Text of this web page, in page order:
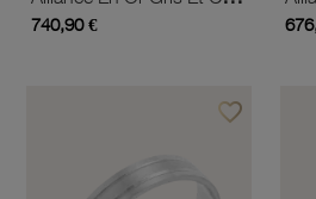
740,90 €
favorite_borderAjouter à vos